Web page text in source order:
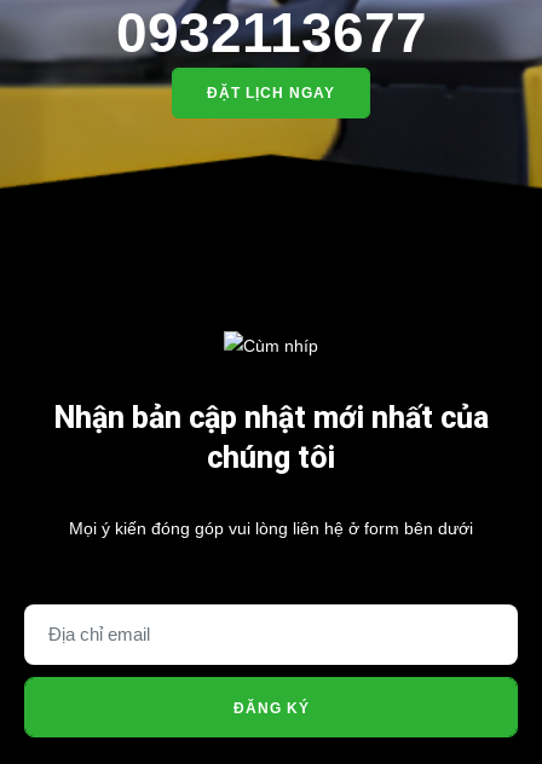
0932113677
ĐẶT LỊCH NGAY
Nhận bản cập nhật mới nhất của
chúng tôi
Mọi ý kiến đóng góp vui lòng liên hệ ở form bên dưới
ĐĂNG KÝ